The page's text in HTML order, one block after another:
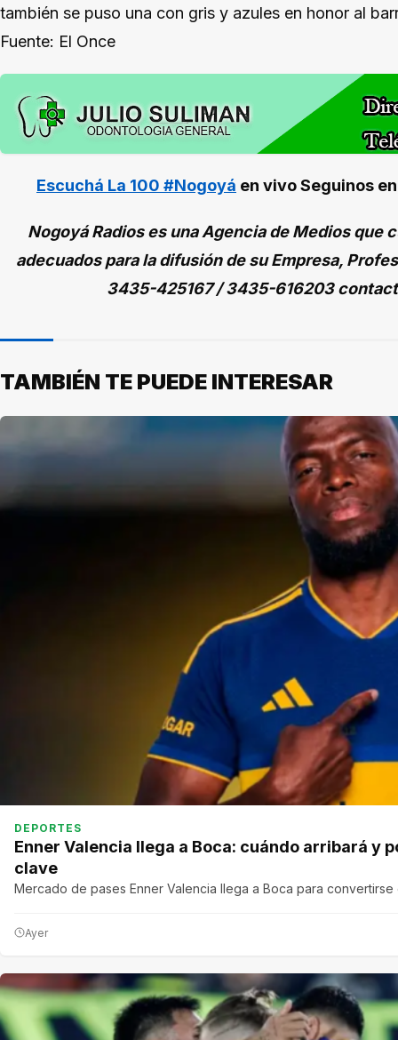
también se puso una con gris y azules en honor al
Fuente: El Once
Escuchá La 100 #Nogoyá en vivoSeguinos
Nogoyá Radios es una Agencia de Medios
adecuados para la difusión de su Empresa,
3435-425167 / 3435-616203
TAMBIÉN TE PUEDE INTERESAR
DEPORTES
Enner Valencia llega a Boca: cuándo arribará y
clave
Mercado de pases Enner Valencia llega a Boca para
Ayer